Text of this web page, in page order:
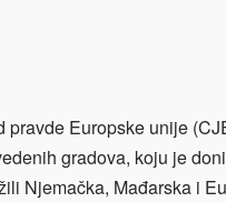
pravde Europske unije
gradova, koju je
Njemačka, Mađarska i